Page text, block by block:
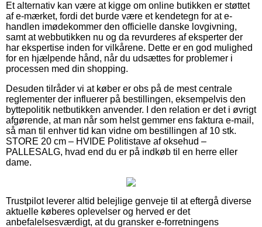
Et alternativ kan være at kigge om online butikken er støttet
af e-mærket, fordi det burde være et kendetegn for at e-
handlen imødekommer den officielle danske lovgivning,
samt at webbutikken nu og da revurderes af eksperter der
har ekspertise inden for vilkårene. Dette er en god mulighed
for en hjælpende hånd, når du udsættes for problemer i
processen med din shopping.
Desuden tilråder vi at køber er obs på de mest centrale
reglementer der influerer på bestillingen, eksempelvis den
byttepolitik netbutikken anvender. I den relation er det i øvrigt
afgørende, at man når som helst gemmer ens faktura e-mail,
så man til enhver tid kan vidne om bestillingen af 10 stk.
STORE 20 cm – HVIDE Politistave af oksehud –
PALLESALG, hvad end du er på indkøb til en herre eller
dame.
Trustpilot leverer altid belejlige genveje til at eftergå diverse
aktuelle køberes oplevelser og herved er det
anbefalelsesværdigt, at du gransker e-forretningens